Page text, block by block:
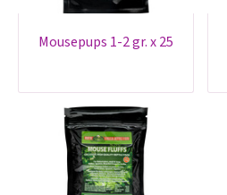
mousepups 1-2 gr. x 25